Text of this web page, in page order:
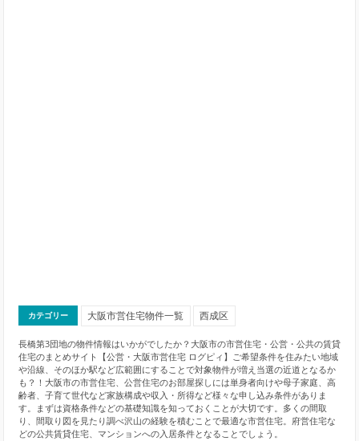
カテゴリー 大阪市営住宅物件一覧 西成区
長橋第3団地の物件情報はいかがでしたか？大阪市の市営住宅・公営・公共の賃貸
住宅のまとめサイト【公営・大阪市営住宅 ログピィ】ご希望条件を住みたい地域
や沿線、そのほか駅など広範囲にすることで対象物件が増え当選の近道となるか
も？！大阪市の市営住宅、公営住宅のお部屋探しには単身者向けや母子家庭、高
齢者、子育て世代など家族構成や収入・所得など様々な申し込み条件がありま
す。まずは資格条件などの基礎知識を知っておくことが大切です。多くの間取
り、間取り図を見たり調べ沢山の経験を積むことで最適な市営住宅。府営住宅な
どの公共賃貸住宅、マンションへの入居条件となることでしょう。